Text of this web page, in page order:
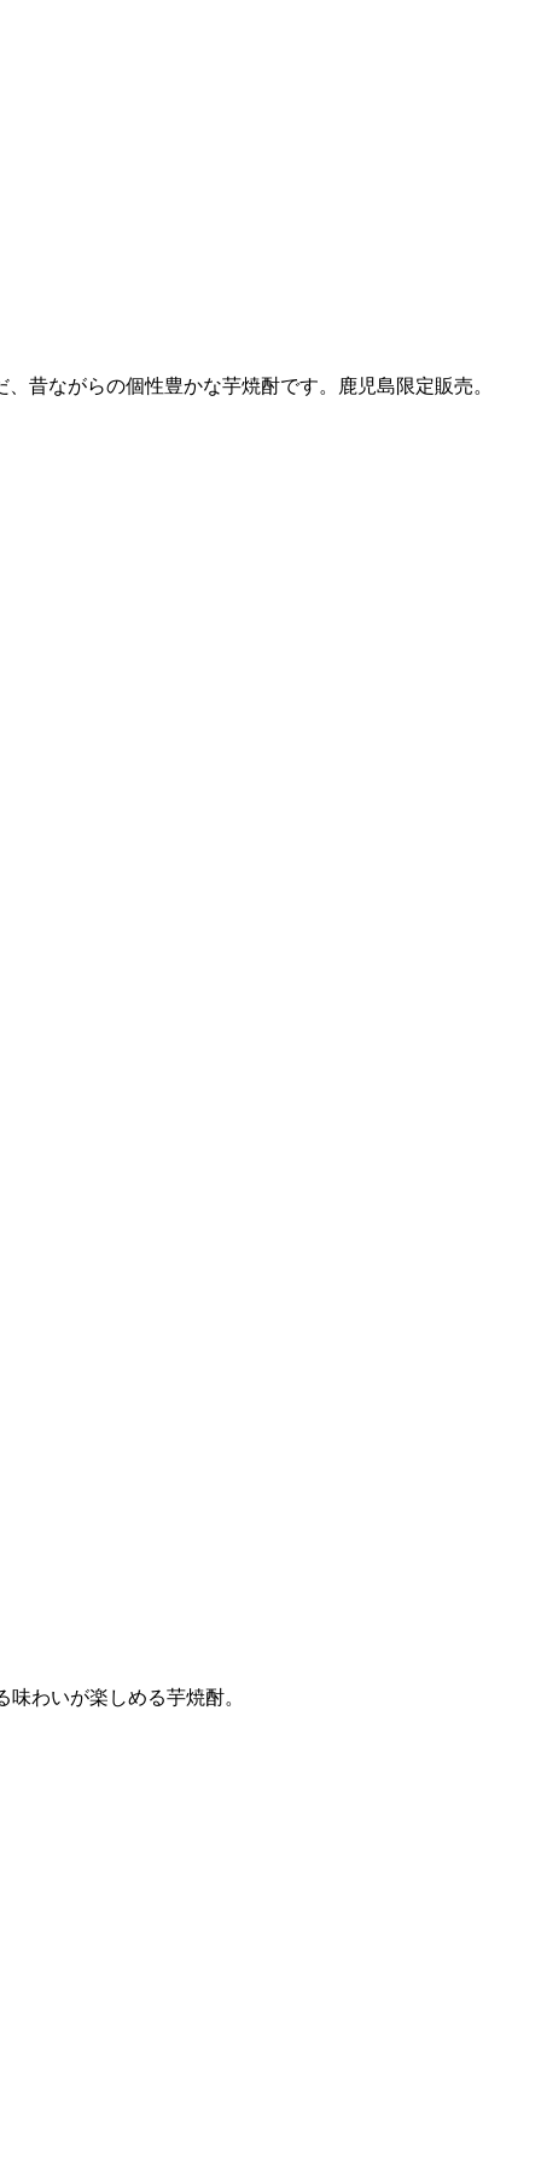
昔ながらの個性豊かな芋焼酎です。鹿児島限定販売。
わいが楽しめる芋焼酎。